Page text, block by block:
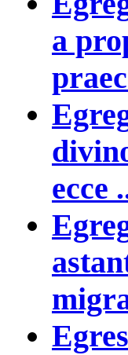
a
ecce